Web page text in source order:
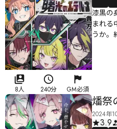
8人 240分 GM必須
漆黒の
まれる
うか。
燔祭
2024年
3.9